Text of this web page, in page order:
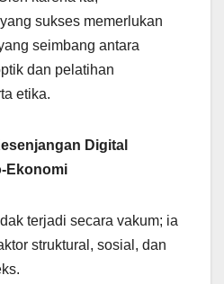
sukses memerlukan
seimbang antara
dan pelatihan
etika.
Digital
Ekonomi
terjadi secara vakum; ia
struktural, sosial, dan